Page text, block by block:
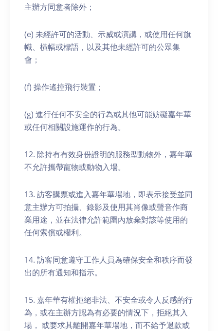
主辦方同意者除外；
(e) 未經許可的活動、示威或演講，或使用任何旗
幟、橫幅或標語，以及其他未經許可的公眾集
會；
(f) 操作遙控飛行裝置；
(g) 進行任何不安全的行為或其他可能妨礙嘉年華
或任何相關設施運作的行為。
12. 除持有有效身份證明的服務型動物外，嘉年華
不允許攜帶寵物或動物入場。
13. 訪客購票或進入嘉年華場地，即表示接受並同
意主辦方可拍攝、錄影及使用其肖像或聲音作商
業用途，並在法律允許範圍內放棄對該等使用的
任何索償或權利。
14. 訪客同意遵守工作人員為確保安全和秩序而發
出的所有通知和指示。
15. 嘉年華有權拒絕非法、不安全或令人反感的行
為，或在主辦方認為有必要的情況下，拒絕其入
場， 或要求其離開嘉年華場地，而不給予退款或